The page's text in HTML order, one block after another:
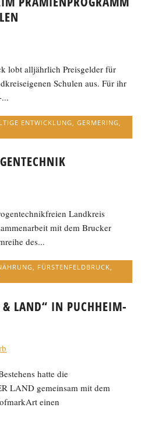
lobt alljährlich Preisgelder für
Schulen aus. Für ihr
ENTWICKLUNG,GERMERING,
Landkreis
mit dem Brucker
des...
, FÜRSTENFELDBRUCK,
& LAND“ IN PUCHHEIM-
hatte die
LAND gemeinsam mit dem
einen